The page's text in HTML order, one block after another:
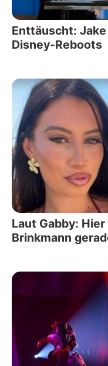
Enttäuscht:
Disney-Reboots
Laut Gabby:
Brinkmann